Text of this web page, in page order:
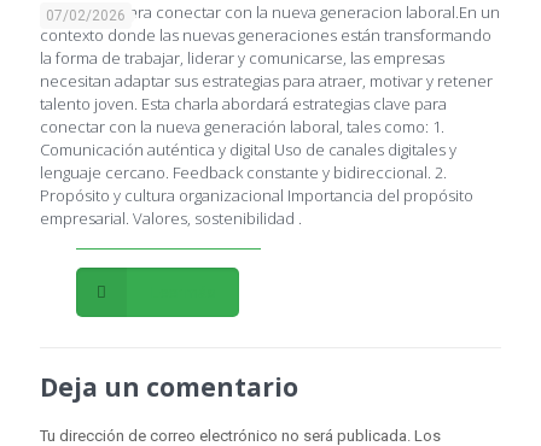
07/02/2026
Estrategias para conectar con la nueva generacion laboral.En un
contexto donde las nuevas generaciones están transformando
la forma de trabajar, liderar y comunicarse, las empresas
necesitan adaptar sus estrategias para atraer, motivar y retener
talento joven. Esta charla abordará estrategias clave para
conectar con la nueva generación laboral, tales como: 1.
Comunicación auténtica y digital Uso de canales digitales y
lenguaje cercano. Feedback constante y bidireccional. 2.
Propósito y cultura organizacional Importancia del propósito
empresarial. Valores, sostenibilidad .
Deja un comentario
Tu dirección de correo electrónico no será publicada. Los